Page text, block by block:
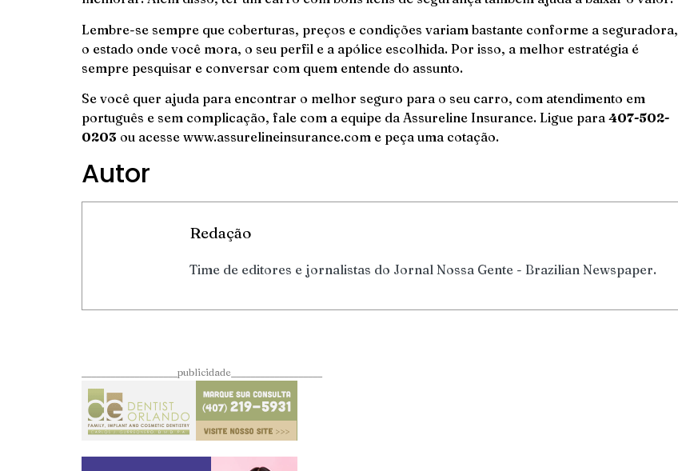
Lembre-se sempre que coberturas, preços e condições variam bastante conforme a seguradora,
o estado onde você mora, o seu perfil e a apólice escolhida. Por isso, a melhor estratégia é
sempre pesquisar e conversar com quem entende do assunto.
Se você quer ajuda para encontrar o melhor seguro para o seu carro, com atendimento em
português e sem complicação, fale com a equipe da Assureline Insurance. Ligue para 407-502-
0203 ou acesse www.assurelineinsurance.com e peça uma cotação.
Autor
Redação
Time de editores e jornalistas do Jornal Nossa Gente - Brazilian Newspaper.
____________________publicidade___________________